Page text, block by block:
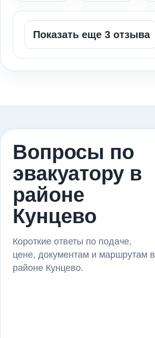
Показать еще 3 отзыва
Вопросы по
эвакуатору в
районе
Кунцево
Короткие ответы по подаче,
цене, документам и маршрутам в
районе Кунцево.